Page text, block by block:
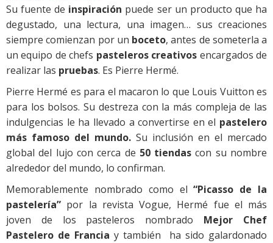
Su fuente de inspiración puede ser un producto que ha
degustado, una lectura, una imagen… sus creaciones
siempre comienzan por un boceto, antes de someterla a
un equipo de chefs pasteleros creativos encargados de
realizar las pruebas. Es Pierre Hermé.
Pierre Hermé es para el macaron lo que Louis Vuitton es
para los bolsos. Su destreza con la más compleja de las
indulgencias le ha llevado a convertirse en el pastelero
más famoso del mundo. Su inclusión en el mercado
global del lujo con cerca de 50 tiendascon su nombre
alrededor del mundo, lo confirman.
Memorablemente nombrado como el“Picasso de la
pastelería” por la revista Vogue, Hermé fue el más
joven de los pasteleros nombrado Mejor Chef
Pastelero de Francia y también ha sido galardonado